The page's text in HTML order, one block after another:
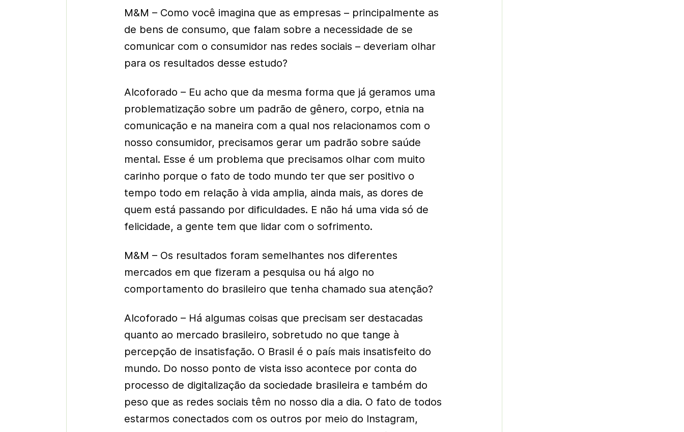
M&M – Como você imagina que as empresas – principalmente as
de bens de consumo, que falam sobre a necessidade de se
comunicar com o consumidor nas redes sociais – deveriam olhar
para os resultados desse estudo?
Alcoforado – Eu acho que da mesma forma que já geramos uma
problematização sobre um padrão de gênero, corpo, etnia na
comunicação e na maneira com a qual nos relacionamos com o
nosso consumidor, precisamos gerar um padrão sobre saúde
mental. Esse é um problema que precisamos olhar com muito
carinho porque o fato de todo mundo ter que ser positivo o
tempo todo em relação à vida amplia, ainda mais, as dores de
quem está passando por dificuldades. E não há uma vida só de
felicidade, a gente tem que lidar com o sofrimento.
M&M – Os resultados foram semelhantes nos diferentes
mercados em que fizeram a pesquisa ou há algo no
comportamento do brasileiro que tenha chamado sua atenção?
Alcoforado – Há algumas coisas que precisam ser destacadas
quanto ao mercado brasileiro, sobretudo no que tange à
percepção de insatisfação. O Brasil é o país mais insatisfeito do
mundo. Do nosso ponto de vista isso acontece por conta do
processo de digitalização da sociedade brasileira e também do
peso que as redes sociais têm no nosso dia a dia. O fato de todos
estarmos conectados com os outros por meio do Instagram,